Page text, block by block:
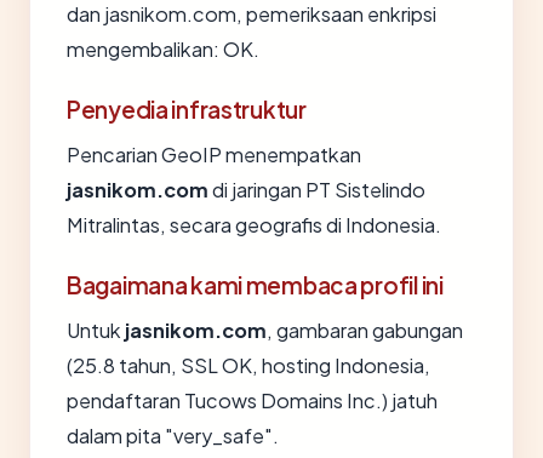
dan jasnikom.com, pemeriksaan enkripsi
mengembalikan: OK.
Penyedia infrastruktur
Pencarian GeoIP menempatkan
jasnikom.comdi jaringan PT Sistelindo
Mitralintas, secara geografis di Indonesia.
Bagaimana kami membaca profil ini
Untuk jasnikom.com, gambaran gabungan
(25.8 tahun, SSL OK, hosting Indonesia,
pendaftaran Tucows Domains Inc.) jatuh
dalam pita "very_safe".